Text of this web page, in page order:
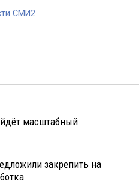
СМИ2
масштабный
закрепить на